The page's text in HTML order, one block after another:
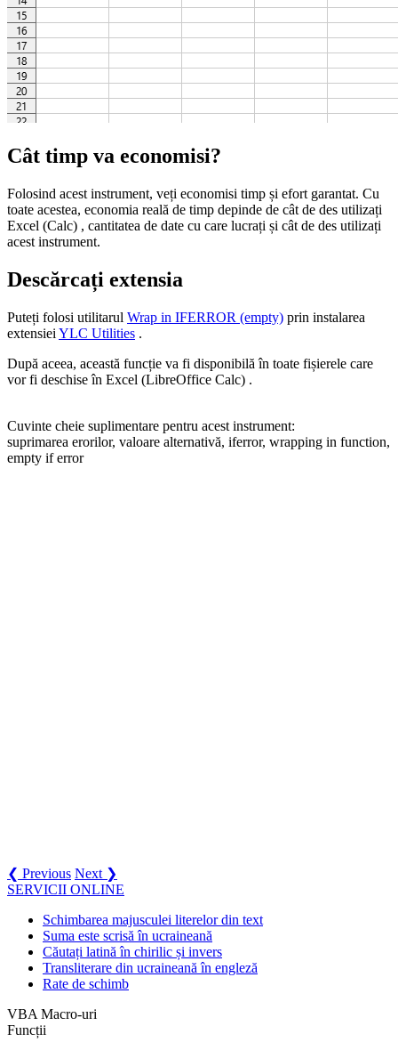
Cât timp va economisi?
Folosind acest instrument, veți economisi timp și efort garantat. Cu
toate acestea, economia reală de timp depinde de cât de des utilizați
Excel (Calc) , cantitatea de date cu care lucrați și cât de des utilizați
acest instrument.
Descărcați extensia
Puteți folosi utilitarul Wrap in IFERROR (empty) prin instalarea
extensiei YLC Utilities .
După aceea, această funcție va fi disponibilă în toate fișierele care
vor fi deschise în Excel (LibreOffice Calc) .
Cuvinte cheie suplimentare pentru acest instrument:
suprimarea erorilor, valoare alternativă, iferror, wrapping in function,
empty if error
❮ Previous Next ❯
SERVICII ONLINE
Schimbarea majusculei literelor din text
Suma este scrisă în ucraineană
Căutați latină în chirilic și invers
Transliterare din ucraineană în engleză
Rate de schimb
VBA Macro-uri
Funcții